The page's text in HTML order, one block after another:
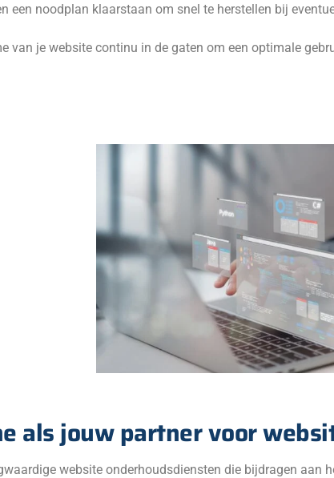
een noodplan klaarstaan om snel te herstellen bij
van je website continu in de gaten om een optimale
als jouw partner voor
website onderhoudsdiensten die bijdragen aan